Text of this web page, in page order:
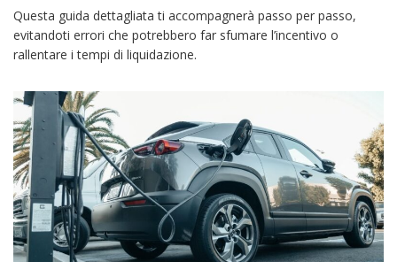
Questa guida dettagliata ti accompagnerà passo per passo,
evitandoti errori che potrebbero far sfumare l’incentivo o
rallentare i tempi di liquidazione.